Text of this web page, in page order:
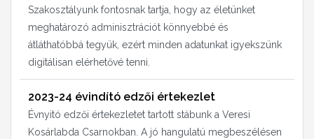
Szakosztályunk fontosnak tartja, hogy az életünket
meghatározó adminisztrációt könnyebbé és
átláthatóbbá tegyük, ezért minden adatunkat igyekszünk
digitálisan elérhetővé tenni.
2023-24 évindító edzői értekezlet
Évnyitó edzői értekezletet tartott stábunk a Veresi
Kosárlabda Csarnokban. A jó hangulatú megbeszélésen